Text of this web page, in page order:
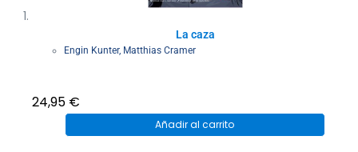
La caza
Engin Kunter, Matthias Cramer
24,95 €
Añadir al carrito